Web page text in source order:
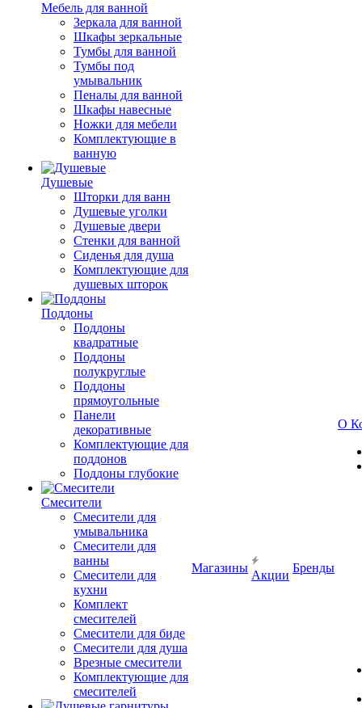
Мебель для ванной
Зеркала для ванной
Шкафы зеркальные
Тумбы для ванной
Тумбы под
умывальник
Пеналы для ванной
Шкафы навесные
Ножки для мебели
Комплектующие в
ванную
Душевые
Шторки для ванн
Душевые уголки
Душевые двери
Стенки для ванной
Сиденья для душа
Комплектующие для
душевых шторок
Поддоны
Поддоны
квадратные
Поддоны
полукруглые
Поддоны
прямоугольные
Панели
декоративные
Комплектующие для
поддонов
Поддоны глубокие
Смесители
Смесители для
умывальника
Смесители для
ванны
Смесители для
кухни
Комплект
смесителей
Смесители для биде
Смесители для душа
Врезные смесители
Комплектующие для
смесителей
Магазины
Акции
Бренды
О